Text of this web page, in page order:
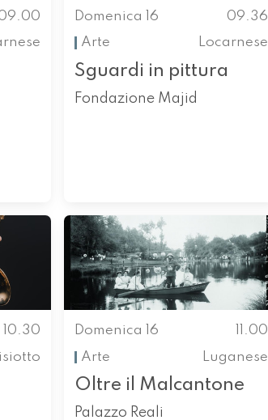
Domenica 16
09.36
Arte
Locarnese
Sguardi in pittura
Fondazione Majid
10.30
Domenica 16
11.00
Arte
Luganese
Oltre il Malcantone
Palazzo Reali